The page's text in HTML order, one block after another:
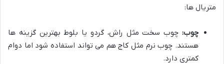
متریال ها:
چوب: چوب سخت مثل راش، گردو یا بلوط بهترین گزینه ها
هستند. چوب نرم مثل کاج هم می تواند استفاده شود اما دوام
کمتری دارد.